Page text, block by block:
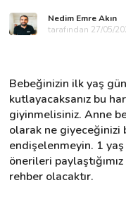
Kategoriler
Biz Kimiz?
🧐 Nasıl Çalışır?
🌟 Müşteri
Nedim Emre Akın
tarafından 27/05/
Bebeğinizin ilk yaş
kutlayacaksanız bu
giyinmelisiniz. Anne
olarak ne giyeceğinizi
endişelenmeyin. 1
önerileri paylaştığımız
rehber olacaktır.